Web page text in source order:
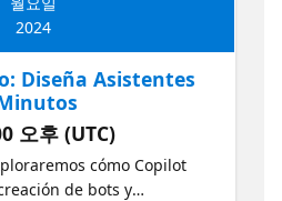
is perfect for anyone
journey with Microsoft
in their
2024
Diseña Asistentes
오후 (UTC)
cómo Copilot
de bots y